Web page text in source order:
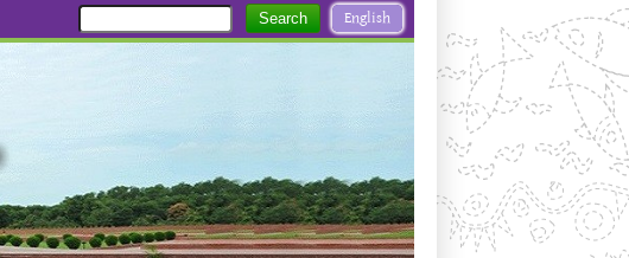
English
Search